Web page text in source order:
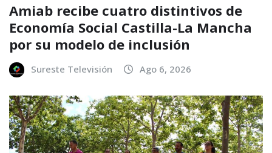
Amiab recibe cuatro distintivos de
Economía Social Castilla-La Mancha
por su modelo de inclusión
Sureste Televisión Ago 6, 2026